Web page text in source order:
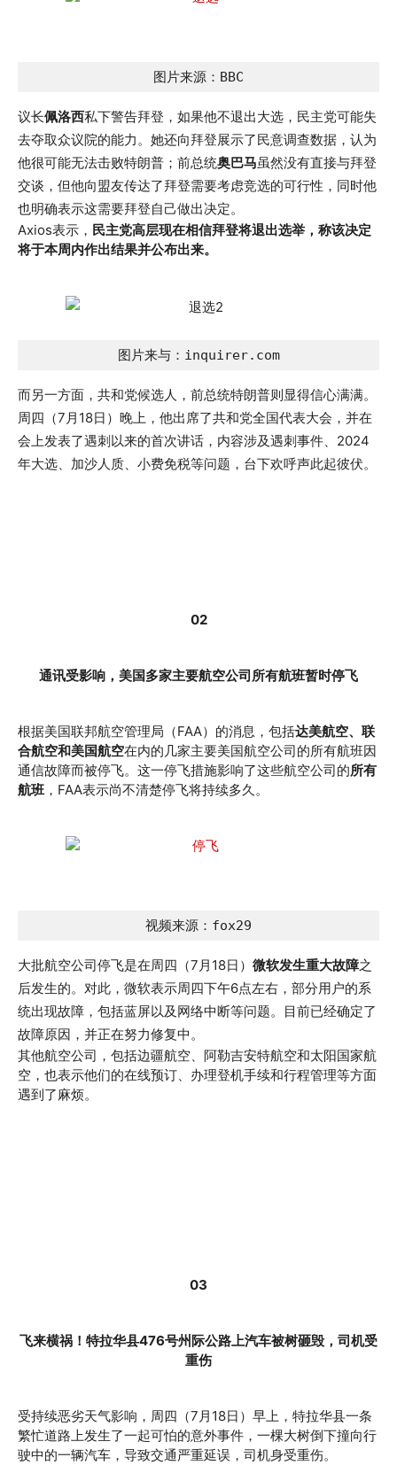
图片来源：BBC
议长佩洛西私下警告拜登，如果他不退出大选，民主党可能失
去夺取众议院的能力。她还向拜登展示了民意调查数据，认为
他很可能无法击败特朗普；前总统奥巴马虽然没有直接与拜登
交谈，但他向盟友传达了拜登需要考虑竞选的可行性，同时他
也明确表示这需要拜登自己做出决定。
Axios表示， 民主党高层现在相信拜登将退出选举，称该决定
将于本周内作出结果并公布出来。
图片来与：inquirer.com
而另一方面，共和党候选人，前总统特朗普则显得信心满满。
周四（7月18日）晚上，他出席了共和党全国代表大会，并在
会上发表了遇刺以来的首次讲话，内容涉及遇刺事件、2024
年大选、加沙人质、小费免税等问题，台下欢呼声此起彼伏。
02
通讯受影响，美国多家主要航空公司所有航班暂时停飞
根据美国联邦航空管理局（FAA）的消息，包括达美航空、联
合航空和美国航空在内的几家主要美国航空公司的所有航班因
通信故障而被停飞。这一停飞措施影响了这些航空公司的所有
航班 ，FAA表示尚不清楚停飞将持续多久。
视频来源：fox29
大批航空公司停飞是在周四（7月18日） 微软发生重大故障之
后发生的。对此，微软表示周四下午6点左右，部分用户的系
统出现故障，包括蓝屏以及网络中断等问题。目前已经确定了
故障原因，并正在努力修复中。
其他航空公司，包括边疆航空、阿勒吉安特航空和太阳国家航
空，也表示他们的在线预订、办理登机手续和行程管理等方面
遇到了麻烦。
03
飞来横祸！特拉华县476号州际公路上汽车被树砸毁，司机受
重伤
受持续恶劣天气影响，周四（7月18日）早上，特拉华县一条
繁忙道路上发生了一起可怕的意外事件，一棵大树倒下撞向行
驶中的一辆汽车，导致交通严重延误，司机身受重伤。